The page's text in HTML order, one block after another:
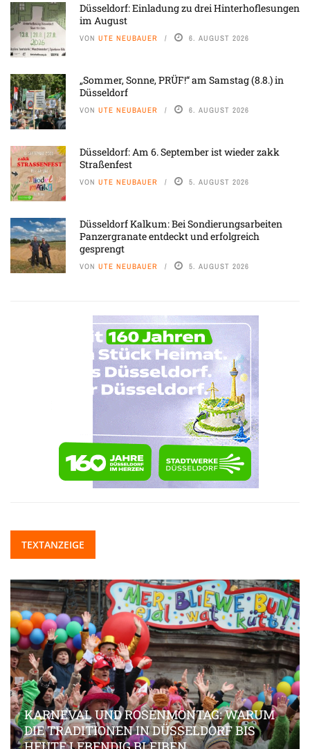
Düsseldorf: Einladung zu drei Hinterhoflesungen
im August
VON UTE NEUBAUER 6. AUGUST 2026
„Sommer, Sonne, PRÜF!“ am Samstag (8.8.) in
Düsseldorf
VON UTE NEUBAUER 6. AUGUST 2026
Düsseldorf: Am 6. September ist wieder zakk
Straßenfest
VON UTE NEUBAUER 5. AUGUST 2026
Düsseldorf Kalkum: Bei Sondierungsarbeiten
Panzergranate entdeckt und erfolgreich
gesprengt
VON UTE NEUBAUER 5. AUGUST 2026
TEXTANZEIGE
KARNEVAL UND ROSENMONTAG: WARUM
DIE TRADITIONEN IN DÜSSELDORF BIS